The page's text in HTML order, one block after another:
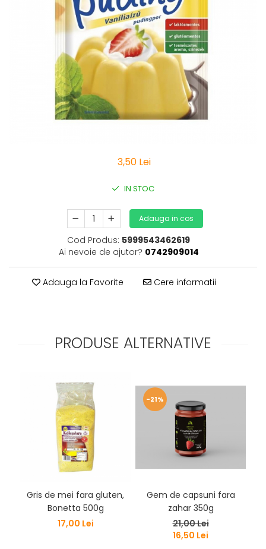
Vitamine Gal
3,50 Lei
IN STOC
Adauga in cos
Cod Produs: 5999543462619
Ai nevoie de ajutor? 0742909014
Adauga la Favorite Cere informatii
PRODUSE ALTERNATIVE
Gris de mei fara gluten,
Bonetta 500g
17,00 Lei
-21%
Gem de capsuni fara
zahar 350g
21,00 Lei
16,50 Lei